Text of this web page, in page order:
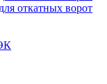
откатных ворот